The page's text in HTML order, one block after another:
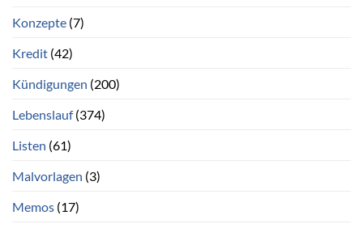
Konzepte (7)
Kredit (42)
Kündigungen (200)
Lebenslauf(374)
Listen (61)
Malvorlagen (3)
Memos (17)